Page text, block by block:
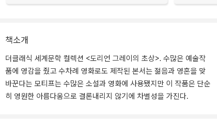
책소개
더클래식 세계문학 컬렉션 <도리언 그레이의 초상>. 수많은 예술작
품에 영감을 줬고 수차례 영화로도 제작된 본서는 젊음과 영혼을 맞
바꾼다는 모티프는 수많은 소설과 영화에 사용됐지만 이 작품은 단순
히 영원한 아름다움으로 결론내리지 않기에 차별성을 가진다.